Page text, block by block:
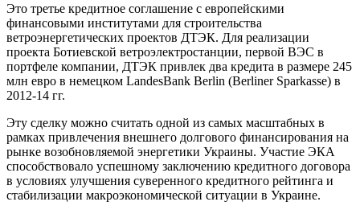
Это третье кредитное соглашение с европейскими
финансовыми институтами для строительства
ветроэнергетических проектов ДТЭК. Для реализации
проекта Ботиевской ветроэлектростанции, первой ВЭС в
портфеле компании, ДТЭК привлек два кредита в размере 245
млн евро в немецком LandesBank Berlin (Berliner Sparkasse) в
2012-14 гг.
Эту сделку можно считать одной из самых масштабных в
рамках привлечения внешнего долгового финансирования на
рынке возобновляемой энергетики Украины. Участие ЭКА
способствовало успешному заключению кредитного договора
в условиях улучшения суверенного кредитного рейтинга и
стабилизации макроэкономической ситуации в Украине.